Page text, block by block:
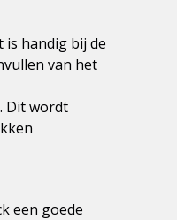
is handig bij de
van het
Dit wordt
een goede